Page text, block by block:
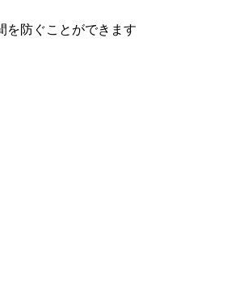
を防ぐことができます